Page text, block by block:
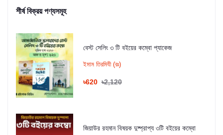
শীর্ষ বিক্রয় পণ্যসমূহ
বেস্ট সেলিং ৩ টি বইয়ের কম্বো প্যাকেজ
ইমাম তিরমিযী (রঃ)
৳620 ৳2,120
জিয়াউর রহমান বিষয়ক দুষ্প্রাপ্য ৩টি বইয়ের কম্বো